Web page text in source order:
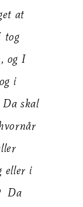
at
tog
og I
i
skal
eller i
Da